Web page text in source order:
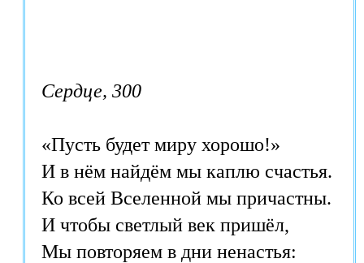
Сердце, 300
«Пусть будет миру хорошо!»
И в нём найдём мы каплю счастья.
Ко всей Вселенной мы причастны.
И чтобы светлый век пришёл,
Мы повторяем в дни ненастья: